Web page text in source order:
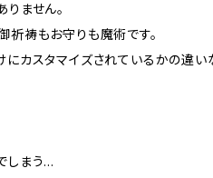
ません。
祷もお守りも魔術です。
にカスタマイズされているかの違い
しまう…